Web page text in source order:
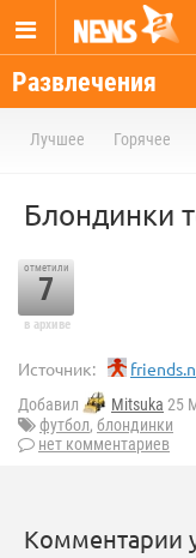
Развлечения
Лучшее Горячее
Блондинки
отметили
7
в архиве
Источник:
Добавил Mitsuka 25
футбол, блондинки
нет комментариев
Комментарии